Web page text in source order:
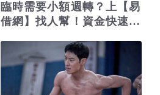
臨時需要小額週轉？上【易
借網】找人幫！資金快速到